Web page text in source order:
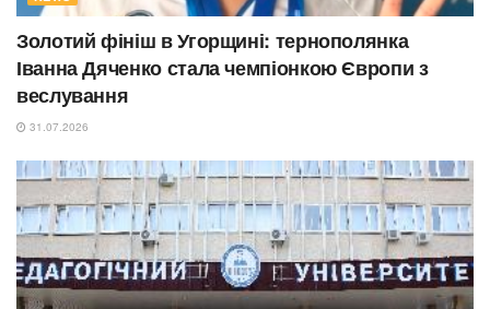
Золотий фініш в Угорщині: тернополянка
Іванна Дяченко стала чемпіонкою Європи з
веслування
31.07.2026